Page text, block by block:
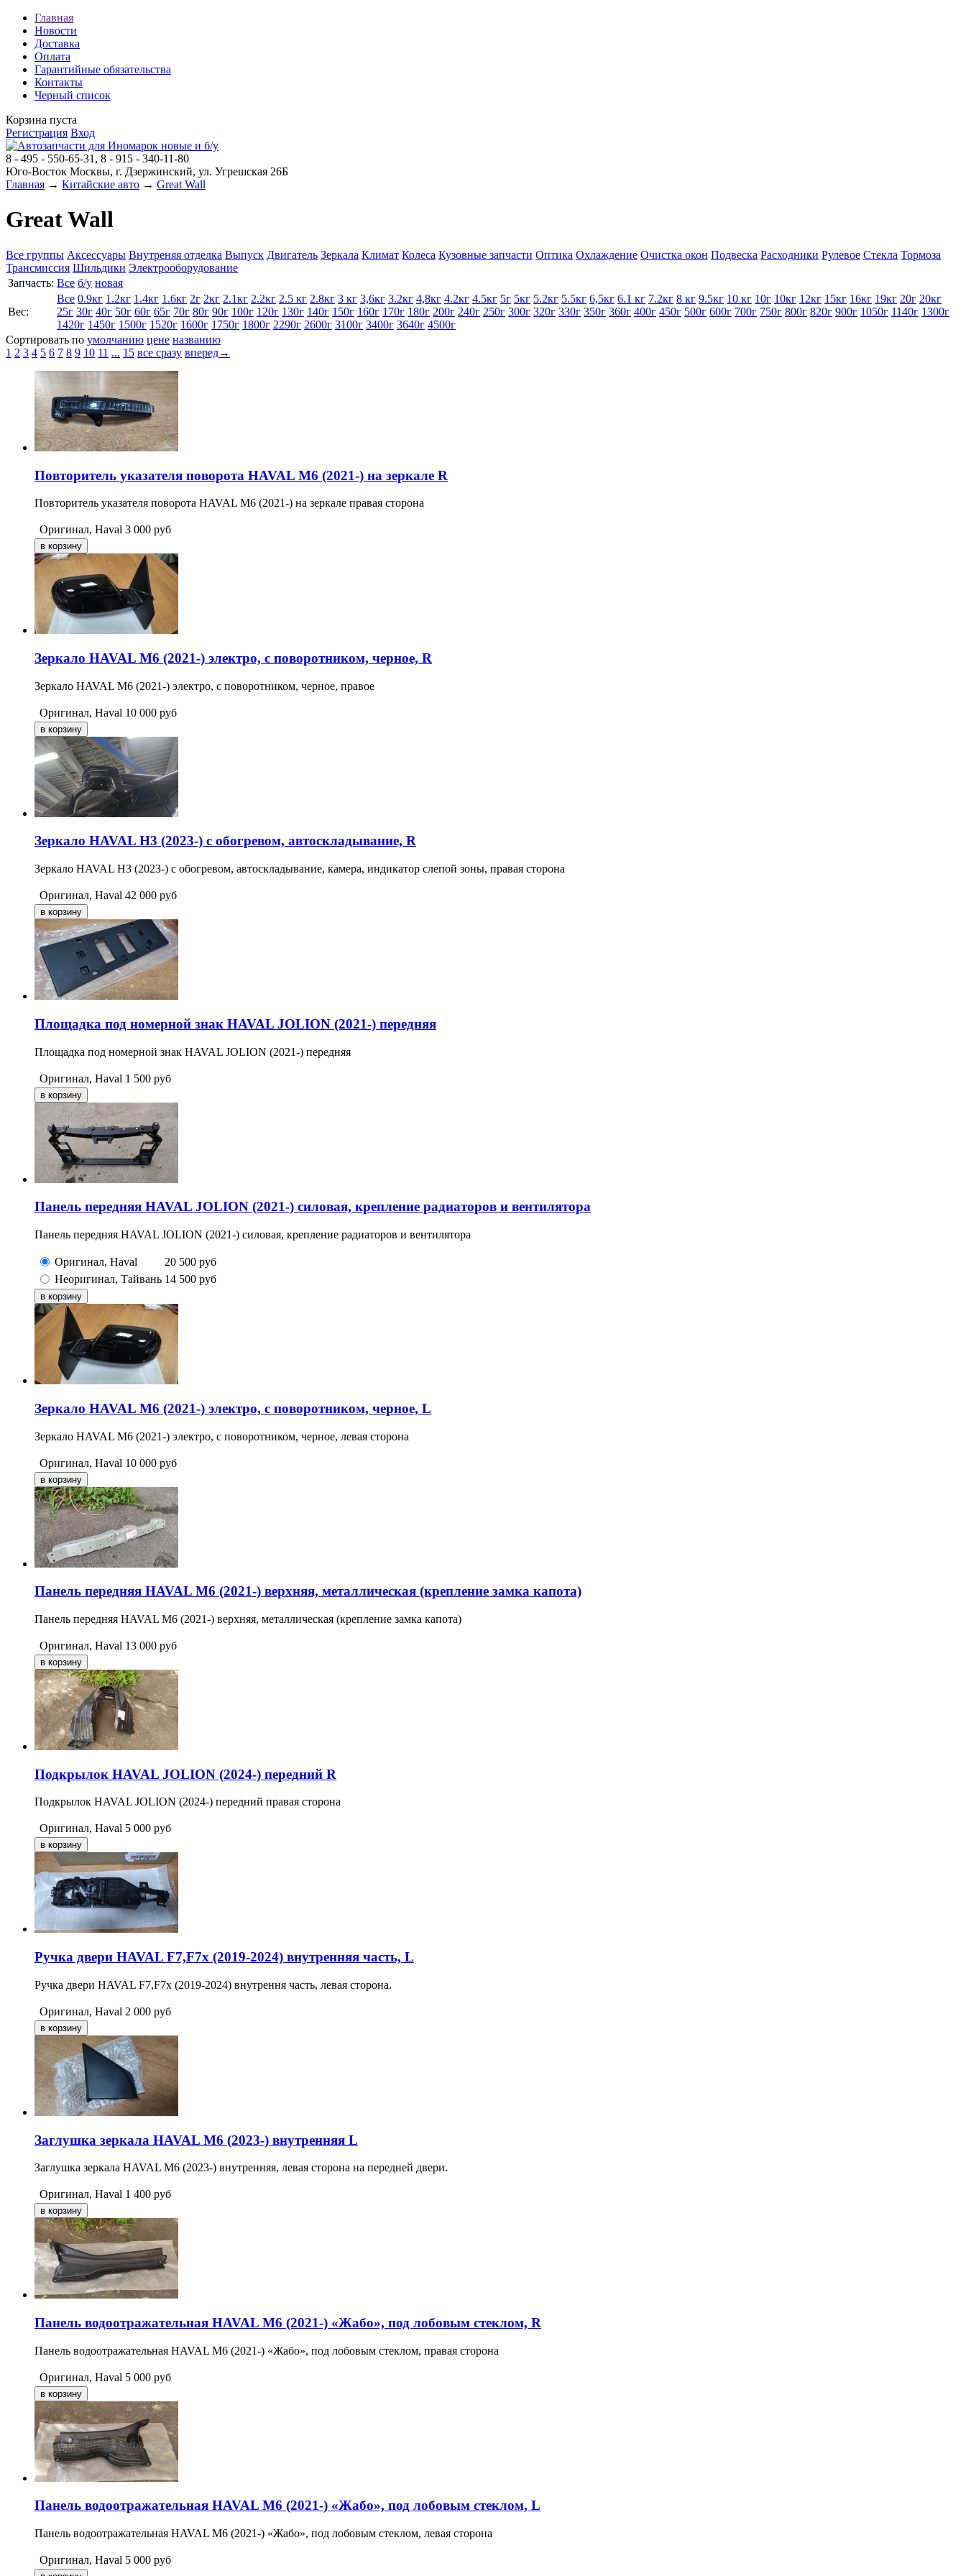
Главная
Новости
Доставка
Оплата
Гарантийные обязательства
Контакты
Черный список
Корзина пуста
Регистрация Вход
8 - 495 - 550-65-31, 8 - 915 - 340-11-80
Юго-Восток Москвы, г. Дзержинский, ул. Угрешская 26Б
Главная → Китайские авто → Great Wall
Great Wall
Все группы Аксессуары Внутреняя отделка Выпуск Двигатель Зеркала Климат Колеса Кузовные запчасти Оптика Охлаждение Очистка окон Подвеска Расходники Рулевое Стекла Тормоза
Трансмиссия Шильдики Электрооборудование
Запчасть: Все б/у новая
Вес:
Все 0.9кг 1.2кг 1.4кг 1.6кг 2г 2кг 2.1кг 2.2кг 2.5 кг 2.8кг 3 кг 3,6кг 3.2кг 4,8кг 4.2кг 4.5кг 5г 5кг 5.2кг 5.5кг 6,5кг 6.1 кг 7.2кг 8 кг 9.5кг 10 кг 10г 10кг 12кг 15кг 16кг 19кг 20г 20кг
25г 30г 40г 50г 60г 65г 70г 80г 90г 100г 120г 130г 140г 150г 160г 170г 180г 200г 240г 250г 300г 320г 330г 350г 360г 400г 450г 500г 600г 700г 750г 800г 820г 900г 1050г 1140г 1300г
1420г 1450г 1500г 1520г 1600г 1750г 1800г 2290г 2600г 3100г 3400г 3640г 4500г
Сортировать по умолчанию цене названию
1 2 3 4 5 6 7 8 9 10 11 ... 15 все сразу вперед→
Повторитель указателя поворота HAVAL M6 (2021-) на зеркале R
Повторитель указателя поворота HAVAL M6 (2021-) на зеркале правая сторона
Оригинал, Haval 3 000 руб
Зеркало HAVAL M6 (2021-) электро, с поворотником, черное, R
Зеркало HAVAL M6 (2021-) электро, с поворотником, черное, правое
Оригинал, Haval 10 000 руб
Зеркало HAVAL H3 (2023-) с обогревом, автоскладывание, R
Зеркало HAVAL H3 (2023-) с обогревом, автоскладывание, камера, индикатор слепой зоны, правая сторона
Оригинал, Haval 42 000 руб
Площадка под номерной знак HAVAL JOLION (2021-) передняя
Площадка под номерной знак HAVAL JOLION (2021-) передняя
Оригинал, Haval 1 500 руб
Панель передняя HAVAL JOLION (2021-) силовая, крепление радиаторов и вентилятора
Панель передняя HAVAL JOLION (2021-) силовая, крепление радиаторов и вентилятора
Оригинал, Haval 20 500 руб
Неоригинал, Тайвань 14 500 руб
Зеркало HAVAL M6 (2021-) электро, с поворотником, черное, L
Зеркало HAVAL M6 (2021-) электро, с поворотником, черное, левая сторона
Оригинал, Haval 10 000 руб
Панель передняя HAVAL M6 (2021-) верхняя, металлическая (крепление замка капота)
Панель передняя HAVAL M6 (2021-) верхняя, металлическая (крепление замка капота)
Оригинал, Haval 13 000 руб
Подкрылок HAVAL JOLION (2024-) передний R
Подкрылок HAVAL JOLION (2024-) передний правая сторона
Оригинал, Haval 5 000 руб
Ручка двери HAVAL F7,F7x (2019-2024) внутренняя часть, L
Ручка двери HAVAL F7,F7x (2019-2024) внутрення часть, левая сторона.
Оригинал, Haval 2 000 руб
Заглушка зеркала HAVAL M6 (2023-) внутренняя L
Заглушка зеркала HAVAL M6 (2023-) внутренняя, левая сторона на передней двери.
Оригинал, Haval 1 400 руб
Панель водоотражательная HAVAL M6 (2021-) «Жабо», под лобовым стеклом, R
Панель водоотражательная HAVAL M6 (2021-) «Жабо», под лобовым стеклом, правая сторона
Оригинал, Haval 5 000 руб
Панель водоотражательная HAVAL M6 (2021-) «Жабо», под лобовым стеклом, L
Панель водоотражательная HAVAL M6 (2021-) «Жабо», под лобовым стеклом, левая сторона
Оригинал, Haval 5 000 руб